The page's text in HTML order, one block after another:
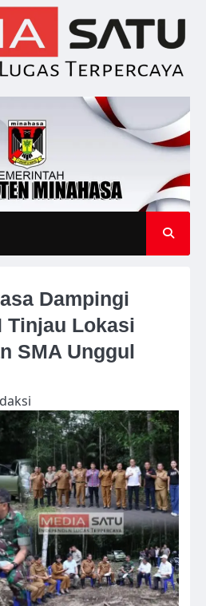
Dampingi
Tinjau Lokasi
SMA Unggul